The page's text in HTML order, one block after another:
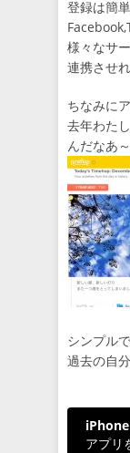
登録は簡
様々なサ
連携させ
ちなみに
去年わた
んだなあ～
シンプル
過去の自
iPhone
アプリ